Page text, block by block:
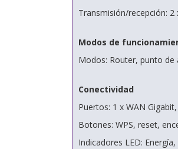
Transmisión/recepción: 2
Modos de
Modos: Router, punto
Conectividad
Puertos: 1 x WAN
Botones: WPS, reset,
Indicadores LED: